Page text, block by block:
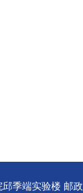
季端实验楼 邮